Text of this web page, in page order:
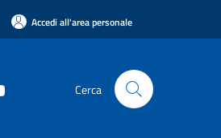
Accedi all'area personale
Cerca